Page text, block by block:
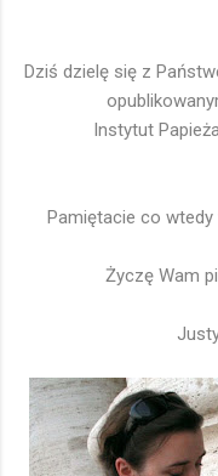
Dziś dzielę się z
Instytut
Pamiętacie co
Życzę Wam